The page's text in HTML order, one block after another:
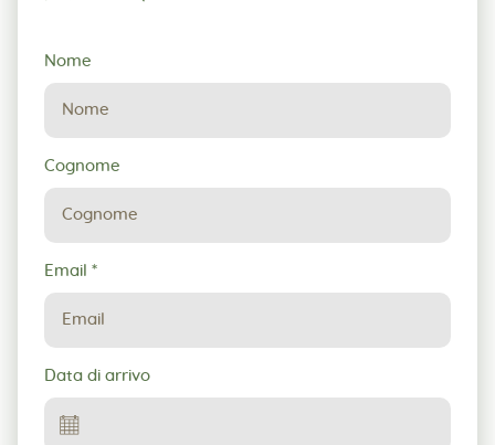
Richiesta
di
prenotazione
Nome
Cognome
Email *
Data di arrivo